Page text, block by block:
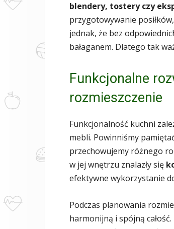
blendery, tostery czy
przygotowywanie
jednak, że bez
bałaganem. Dlatego tak
Funkcjonalne
rozmieszczenie
Funkcjonalność kuchni
mebli. Powinniśmy
przechowujemy różnego
w jej wnętrzu znalazły się
efektywne wykorzystanie
Podczas planowania
harmonijną i spójną